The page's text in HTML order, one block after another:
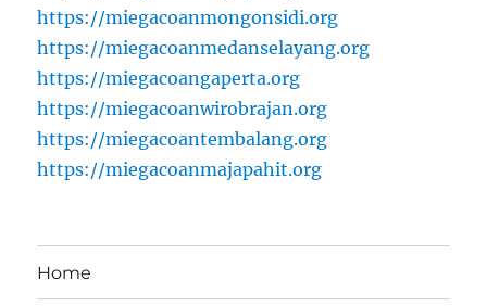
https://miegacoanmongonsidi.org
https://miegacoanmedanselayang.org
https://miegacoangaperta.org
https://miegacoanwirobrajan.org
https://miegacoantembalang.org
https://miegacoanmajapahit.org
Home